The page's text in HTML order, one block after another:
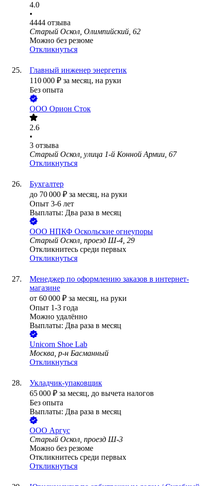
4.0
•
4444 отзыва
Старый Оскол, Олимпийский, 62
Можно без резюме
Откликнуться
Главный инженер энергетик
110 000 ₽ за месяц, на руки
Без опыта
ООО Орион Сток
2.6
•
3 отзыва
Старый Оскол, улица 1-й Конной Армии, 67
Откликнуться
Бухгалтер
до 70 000 ₽ за месяц, на руки
Опыт 3-6 лет
Выплаты: Два раза в месяц
ООО НПКФ Оскольские огнеупоры
Старый Оскол, проезд Ш-4, 29
Откликнитесь среди первых
Откликнуться
Менеджер по оформлению заказов в интернет-
магазине
от 60 000 ₽ за месяц, на руки
Опыт 1-3 года
Можно удалённо
Выплаты: Два раза в месяц
Unicorn Shoe Lab
Москва, р-н Басманный
Откликнуться
Укладчик-упаковщик
65 000 ₽ за месяц, до вычета налогов
Без опыта
Выплаты: Два раза в месяц
ООО Аргус
Старый Оскол, проезд Ш-3
Можно без резюме
Откликнитесь среди первых
Откликнуться